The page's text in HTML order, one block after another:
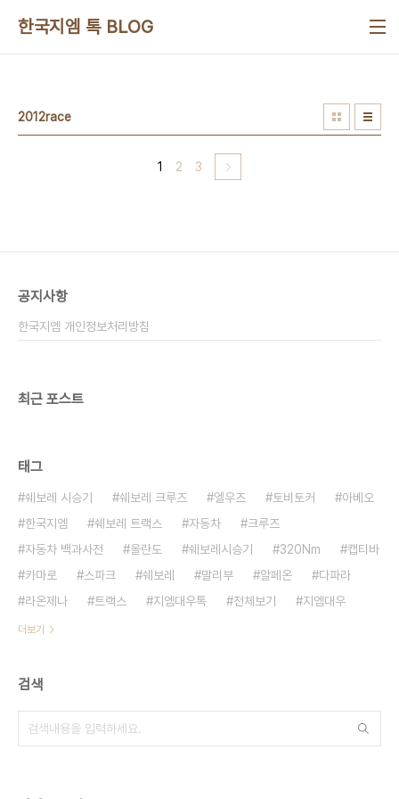
한국지엠 톡 BLOG
2012race
1 2 3
공지사항
한국지엠 개인정보처리방침
최근 포스트
태그
쉐보레 시승기 쉐보레 크루즈 엘우즈 토비토커
아베오
한국지엠
쉐보레 트랙스 자동차
크루즈
자동차 백과사전
올란도 쉐보레시승기 320Nm
캡티바
카마로
스파크 쉐보레 말리부 알페온
다파라
라온제나
트랙스 지엠대우톡 전체보기 지엠대우
더보기
검색